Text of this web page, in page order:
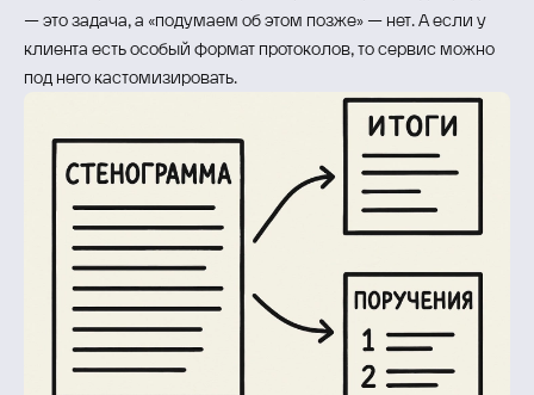
— это задача, а «подумаем об этом позже» — нет. А если у
клиента есть особый формат протоколов, то сервис можно
под него кастомизировать.